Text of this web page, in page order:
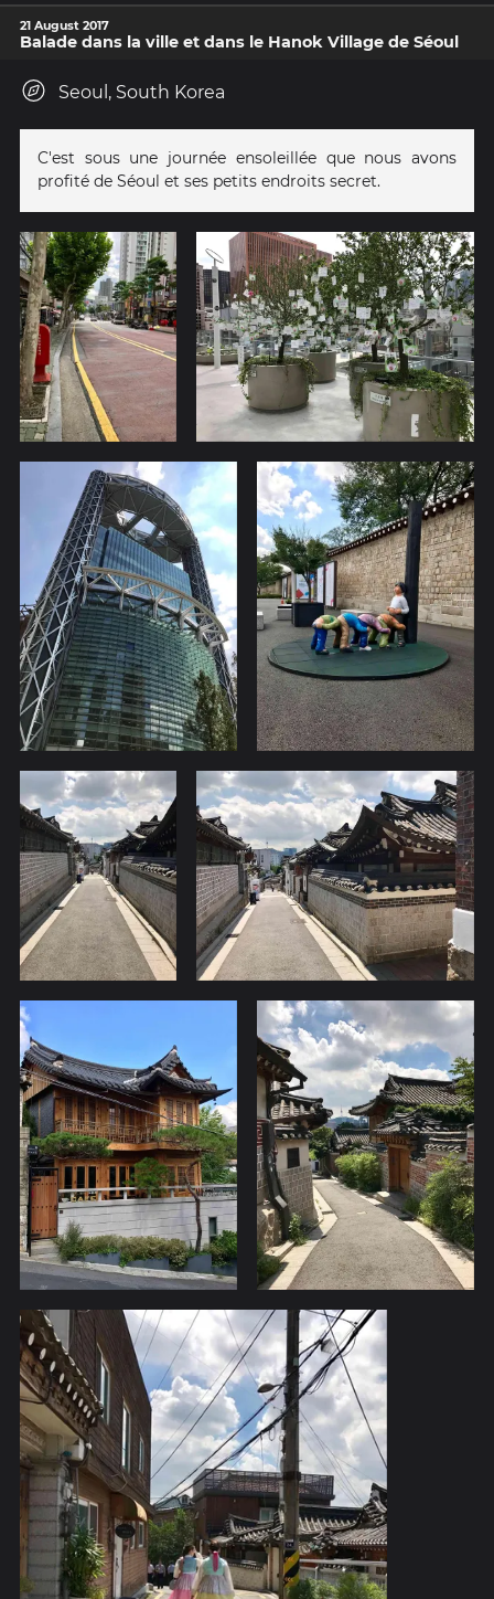
21 August 2017
Balade dans la ville et dans le Hanok Village de Séoul
Seoul, South Korea
C'est sous une journée ensoleillée que nous avons
profité de Séoul et ses petits endroits secret.